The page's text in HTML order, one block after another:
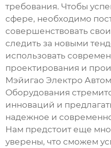
требования. Чтобы
сфере, необходимо
совершенствовать
следить за новыми
использовать
проектирования и
Мэйигао Электро
Оборудования
инноваций и
надежное и
Нам предстоит еще
уверены, что сможем